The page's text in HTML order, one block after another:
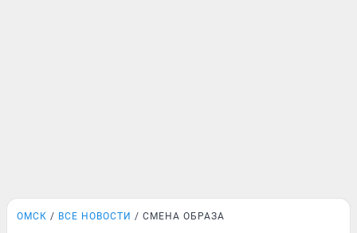
ОМСК ВСЕ НОВОСТИ СМЕНА ОБРАЗА